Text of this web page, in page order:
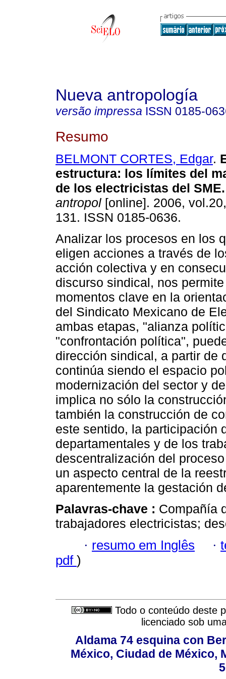
Nueva antropología
versão impressa ISSN 0185-
Resumo
BELMONT CORTES, Edgar.
estructura: los límites del
de los electricistas del SME.
antropol [online]. 2006,
131. ISSN 0185-0636.
Analizar los procesos en los
eligen acciones a través de
acción colectiva y en
discurso sindical, nos
momentos clave en la
del Sindicato Mexicano de
ambas etapas, "alianza
"confrontación política",
dirección sindical, a partir de
continúa siendo el espacio
modernización del sector y
implica no sólo la
también la construcción de
este sentido, la participación
departamentales y de los
descentralización del
un aspecto central de la
aparentemente la gestación
Palavras-chave : Compañía
trabajadores electricistas;
· resumo em Inglês ·
pdf )
Todo o conteúdo deste
licenciado sob
Aldama 74 esquina con
México, Ciudad de México,